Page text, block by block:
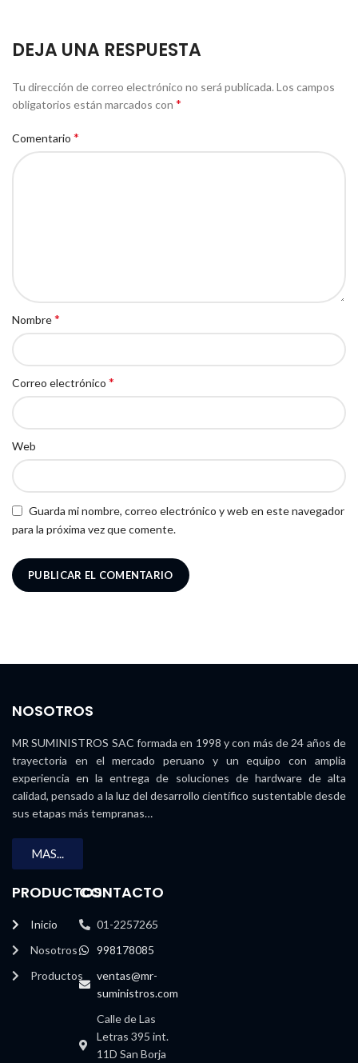
DEJA UNA RESPUESTA
Tu dirección de correo electrónico no será publicada.Los campos
obligatorios están marcados con *
Comentario *
Nombre*
Correo electrónico *
Web
Guarda mi nombre, correo electrónico y web en este navegador
para la próxima vez que comente.
NOSOTROS
MR SUMINISTROS SAC formada en 1998 y con más de 24 años de
trayectoria en el mercado peruano y un equipo con amplia
experiencia en la entrega de soluciones de hardware de alta
calidad, pensado a la luz del desarrollo científico sustentable desde
sus etapas más tempranas…
MAS...
PRODUCTOS
Inicio
Nosotros
Productos
CONTACTO
01-2257265
998178085
ventas@mr-
suministros.com
Calle de Las
Letras 395 int.
11D San Borja